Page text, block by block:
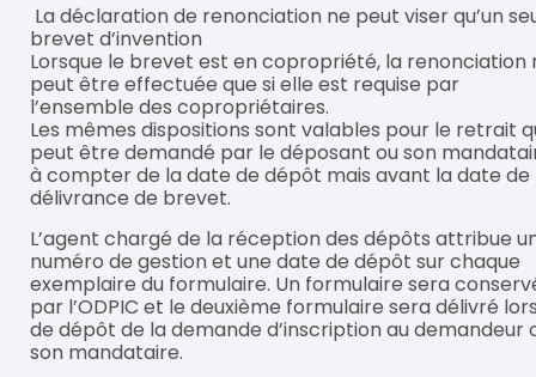
La déclaration de renonciation ne peut viser qu’un
brevet d’invention
Lorsque le brevet est en copropriété, la renonciation
peut être effectuée que si elle est requise par
l’ensemble des copropriétaires.
Les mêmes dispositions sont valables pour le retrait
peut être demandé par le déposant ou son
à compter de la date de dépôt mais avant la date de
délivrance de brevet.
L’agent chargé de la réception des dépôts attribue
numéro de gestion et une date de dépôt sur chaque
exemplaire du formulaire. Un formulaire sera
par l’ODPIC et le deuxième formulaire sera délivré
de dépôt de la demande d’inscription au demandeur
son mandataire.